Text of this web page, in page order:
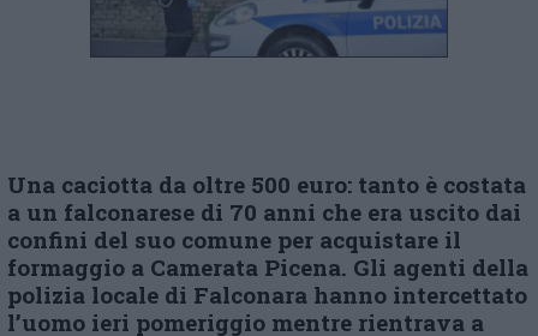
Una caciotta da oltre 500 euro: tanto è costata
a un falconarese di 70 anni che era uscito dai
confini del suo comune per acquistare il
formaggio a Camerata Picena. Gli agenti della
polizia locale di Falconara hanno intercettato
l’uomo ieri pomeriggio mentre rientrava a